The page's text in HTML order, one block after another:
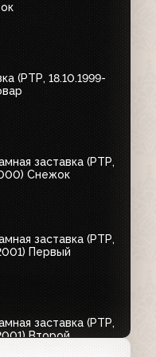
(РТР, 18.10.1999-
заставка (РТР,
Снежок
заставка (РТР,
Первый
заставка (РТР,
Второй